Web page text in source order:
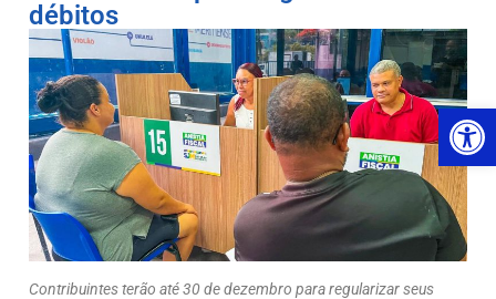
débitos
Contribuintes terão até 30 de dezembro para regularizar seus